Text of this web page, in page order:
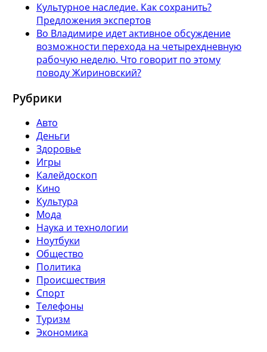
Культурное наследие. Как сохранить?
Предложения экспертов
Во Владимире идет активное обсуждение
возможности перехода на четырехдневную
рабочую неделю. Что говорит по этому
поводу Жириновский?
Рубрики
Авто
Деньги
Здоровье
Игры
Калейдоскоп
Кино
Культура
Мода
Наука и технологии
Ноутбуки
Общество
Политика
Происшествия
Спорт
Телефоны
Туризм
Экономика